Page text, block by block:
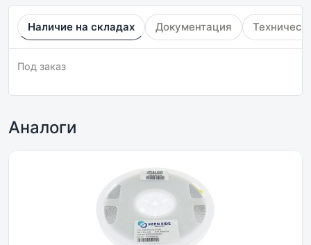
Наличие на складах Документация
Под заказ
Аналоги